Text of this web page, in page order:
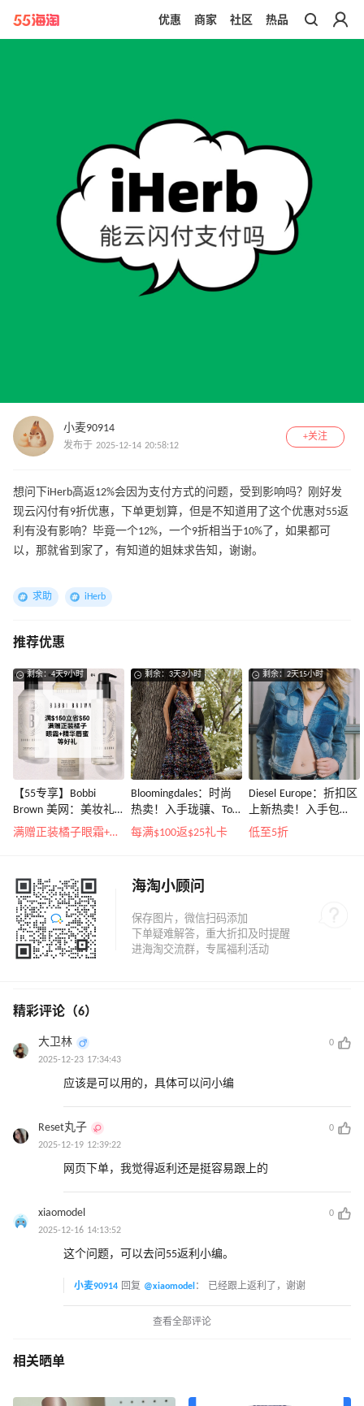
带你去官网买正品
优惠 商家 社区 热品
小麦90914
发布于 2025-12-14 20:58:12
+关注
想问下iHerb高返12%会因为支付方式的问题，受到影响吗？刚好发
现云闪付有9折优惠，下单更划算，但是不知道用了这个优惠对55返
利有没有影响？毕竟一个12%，一个9折相当于10%了，如果都可
以，那就省到家了，有知道的姐妹求告知，谢谢。
求助 iHerb
推荐优惠
剩余：4天9小时
【55专享】Bobbi
Brown 美网：美妆礼
遇！满$150立省$50
满赠正装橘子眼霜+精华唇蜜等好礼
剩余：3天3小时
Bloomingdales：时尚
热卖！入手珑骧、Tory
Burch、拉夫劳伦等
每满$100返$25礼卡
剩余：2天15小时
Diesel Europe：折扣区
上新热卖！入手包
袋、服饰、鞋履等
低至5折
海淘小顾问
精彩评论（6）
大卫林
0
2025-12-23 17:34:43
应该是可以用的，具体可以问小编
Reset丸子
0
2025-12-19 12:39:22
网页下单，我觉得返利还是挺容易跟上的
xiaomodel
0
2025-12-16 14:13:52
这个问题，可以去问55返利小编。
小麦90914 回复 @xiaomodel ： 已经跟上返利了，谢谢
查看全部评论
相关晒单